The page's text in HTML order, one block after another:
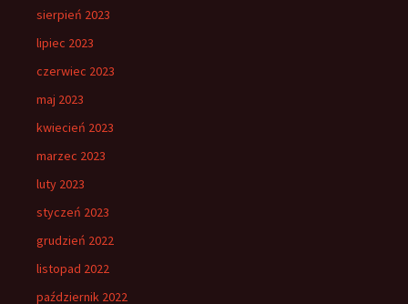
sierpień 2023
lipiec 2023
czerwiec 2023
maj 2023
kwiecień 2023
marzec 2023
luty 2023
styczeń 2023
grudzień 2022
listopad 2022
październik 2022